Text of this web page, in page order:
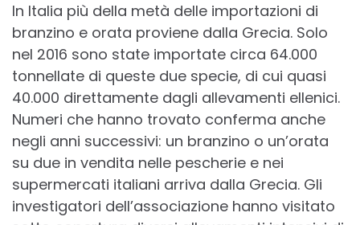
In Italia più della metà delle importazioni di
branzino e orata proviene dalla Grecia. Solo
nel 2016 sono state importate circa 64.000
tonnellate di queste due specie, di cui quasi
40.000 direttamente dagli allevamenti ellenici.
Numeri che hanno trovato conferma anche
negli anni successivi: un branzino o un’orata
su due in vendita nelle pescherie e nei
supermercati italiani arriva dalla Grecia. Gli
investigatori dell’associazione hanno visitato